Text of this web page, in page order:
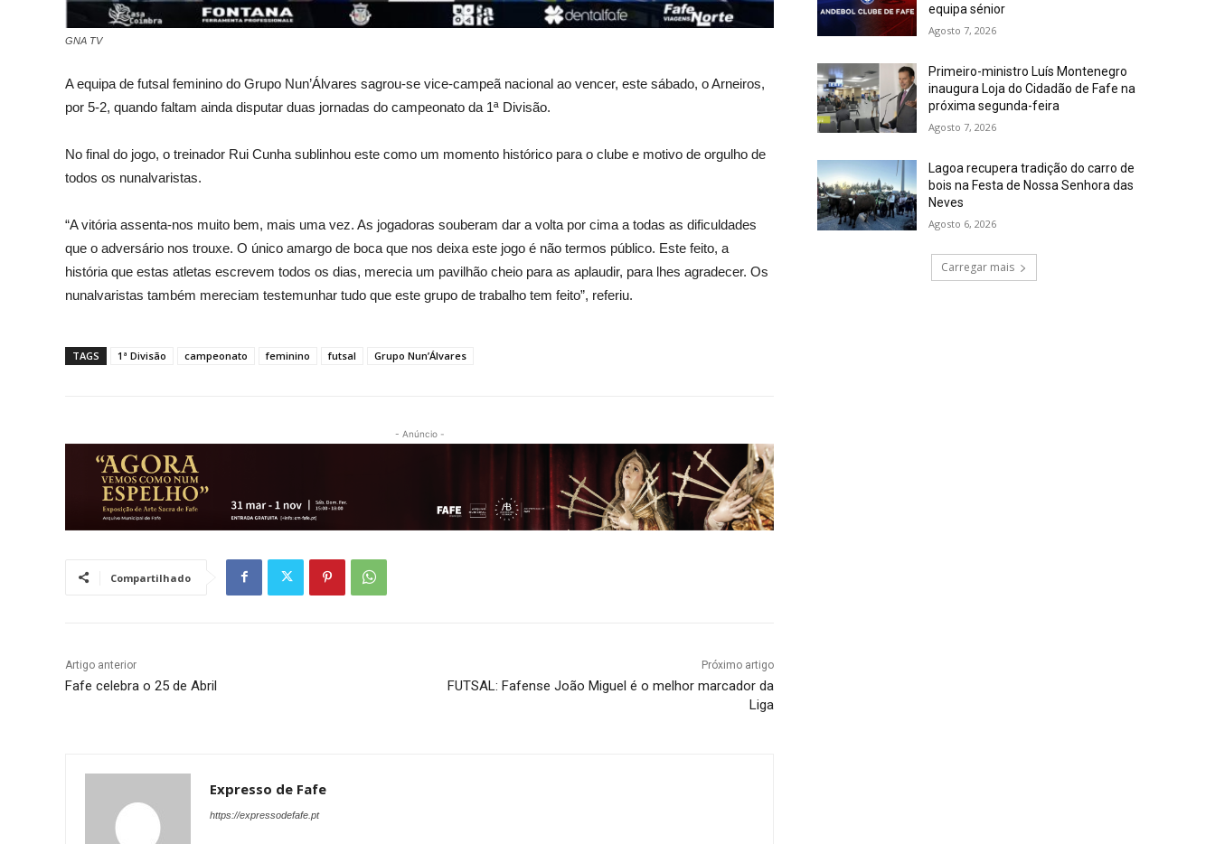
GNA TV
A equipa de futsal feminino do Grupo Nun’Álvares sagrou-se vice-campeã nacional ao vencer, este sábado, o Arneiros,
por 5-2, quando faltam ainda disputar duas jornadas do campeonato da 1ª Divisão.
No final do jogo, o treinador Rui Cunha sublinhou este como um momento histórico para o clube e motivo de orgulho de
todos os nunalvaristas.
“A vitória assenta-nos muito bem, mais uma vez. As jogadoras souberam dar a volta por cima a todas as dificuldades
que o adversário nos trouxe. O único amargo de boca que nos deixa este jogo é não termos público. Este feito, a
história que estas atletas escrevem todos os dias, merecia um pavilhão cheio para as aplaudir, para lhes agradecer. Os
nunalvaristas também mereciam testemunhar tudo que este grupo de trabalho tem feito”, referiu.
TAGS 1ª Divisão campeonato feminino futsal Grupo Nun’Álvares
- Anúncio -
Compartilhado
Artigo anterior
Fafe celebra o 25 de Abril
Próximo artigo
FUTSAL: Fafense João Miguel é o melhor marcador da
Liga
Expresso de Fafe
https://expressodefafe.pt
equipa sénior
Agosto 7, 2026
Primeiro-ministro Luís Montenegro
inaugura Loja do Cidadão de Fafe na
próxima segunda-feira
Agosto 7, 2026
Lagoa recupera tradição do carro de
bois na Festa de Nossa Senhora das
Neves
Agosto 6, 2026
Carregar mais